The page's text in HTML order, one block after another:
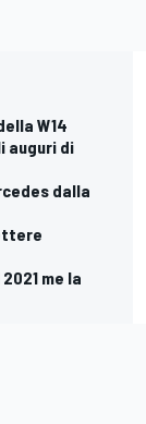
W14
auguri di
dalla
me la